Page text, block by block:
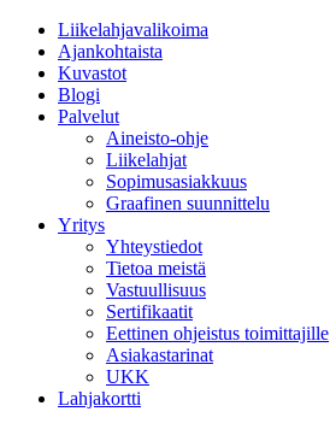
Liikelahjavalikoima
Ajankohtaista
Kuvastot
Blogi
Palvelut
Aineisto-ohje
Liikelahjat
Sopimusasiakkuus
Graafinen suunnittelu
Yritys
Yhteystiedot
Tietoa meistä
Vastuullisuus
Sertifikaatit
Eettinen ohjeistus toimittajille
Asiakastarinat
UKK
Lahjakortti